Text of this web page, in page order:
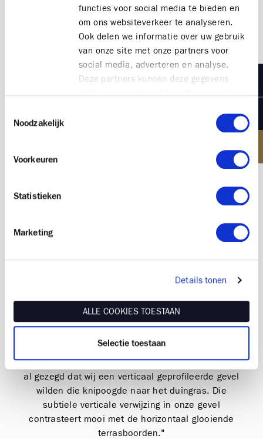
functies voor social media te bieden en
om ons websiteverkeer te analyseren.
Ook delen we informatie over uw gebruik
van onze site met onze partners voor
social media, adverteren en analyse.
Deze partners kunnen deze gegevens
verzameld op basis van uw gebruik van
Noodzakelijk
Voorkeuren
Statistieken
Marketing
Details tonen
ALLE COOKIES TOESTAAN
Selectie toestaan
“Voor dit dossier moesten wij op planbasis niet in
detail treden, wat ons toeliet om de focus 100% op
de buitenkant te leggen. De luxeappartementen zijn
groot en Versluys wist dat ze op planbasis, op die
ligging, al een verkoopbaar project hadden. Alleen
hebben zij niet de expertise om grensverleggende
"De gevel weerspiegelt het karakter van de site,
havengebied en kust. De terrassen met hun
expressieve terrasranden geven het complex een
glooiingen van het gebouw gaan mee met het
duinlandschap en de zee. Golvende doorlopende
glazen balustrades reflecteren licht, lucht en
"Ook de materialisering van One Baelskaai verwijst
geprofileerde Linarte gevelbekleding evoceert het
beeld van de duinen. Het inzetten van Linarte werd
ruwbouw al op niveau +3 toen het
‘in the picture’ kwam. Wij als architect hadden wel
al gezegd dat wij een verticaal geprofileerde gevel
wilden die knipoogde naar het duingras. Die
subtiele verticale verwijzing in onze gevel
contrasteert mooi met de horizontaal glooiende
terrasboorden."